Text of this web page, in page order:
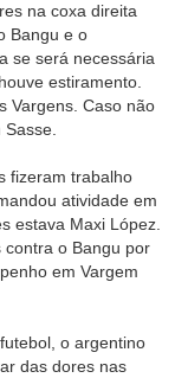
na coxa direita
Bangu e o
se será necessária
estiramento.
Vargens. Caso não
Sasse.
fizeram trabalho
atividade em
estava Maxi López.
o Bangu por
em Vargem
o argentino
das dores nas